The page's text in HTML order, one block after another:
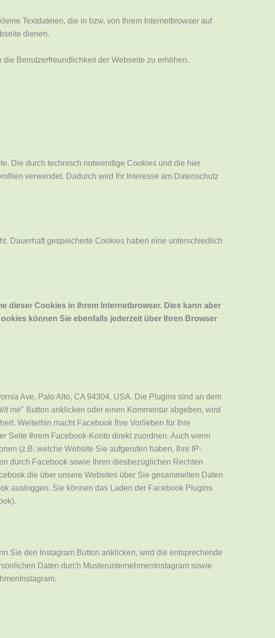
Textdateien, die in bzw. von Ihrem Internetbrowser auf
dienen.
Benutzerfreundlichkeit der Webseite zu erhöhen.
Die durch technisch notwendige Cookies und die hier
verwendet. Dadurch wird Ihr Interesse am Datenschutz
Dauerhaft gespeicherte Cookies haben eine unterschiedlich
dieser Cookies in Ihrem Internetbrowser. Dies kann aber
können Sie ebenfalls jederzeit über Ihren Browser
Ave, Palo Alto, CA 94304, USA. Die Plugins sind an dem
mir" Button anklicken oder einen Kommentar abgeben, wird
Weiterhin macht Facebook Ihre Vorlieben für Ihre
Seite Ihrem Facebook-Konto direkt zuordnen. Auch wenn
(z.B. welche Website Sie aufgerufen haben, Ihre IP-
durch Facebook sowie Ihren diesbezüglichen Rechten
die über unsere Websites über Sie gesammelten Daten
ausloggen. Sie können das Laden der Facebook Plugins
Sie den Instagram Button anklicken, wird die entsprechende
Daten durch MusterunternehmenInstagram sowie